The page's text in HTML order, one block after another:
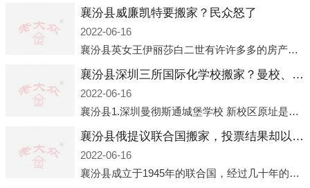
襄汾县威廉凯特要搬家？民众怒了
2022-06-16
襄汾县英女王伊丽莎白二世有许许多多的房产，遍布英国各地。而作为英女王的亲孙子、未来的英国国王，威廉王子自然也能享受到女王的房产。目前，威廉凯特以及三个孩子有两个经常居住的地点，一处是位于伦敦的肯辛顿宫，一处
襄汾县深圳三所国际化学校搬家？曼校、QSI、南山中英文搬走了
2022-06-16
襄汾县1.深圳曼彻斯通城堡学校 新校区原址是蛇口国际据悉，此次曼彻斯通城堡学校搬迁到蛇口新校区的开办与蛇口外籍人员子女学校（蛇口国际）有很大的关联。2021年，太子湾实验部就宣布在2022年正式并入蛇口外籍
襄汾县俄提议联合国搬家，投票结果却以惨败收场
2022-06-16
襄汾县成立于1945年的联合国，经过几十年的发展，如今拥有193个成员国。拥有如此众多会员国的联合国，可以说是世界上最具代表性的国际组织，也是世界上分量最重、有着较高话语权的国际组织。但以美国为首的西方国家